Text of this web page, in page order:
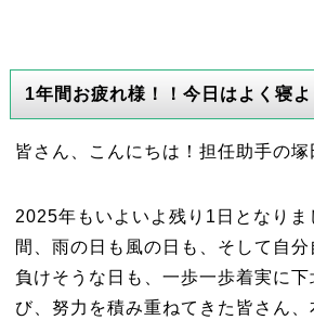
1年間お疲れ様！！今日はよく寝よ
皆さん、こんにちは！担任助手の塚
2025年もいよいよ残り1日となりま
間、雨の日も風の日も、そして自
負けそうな日も、一歩一歩着実に
び、努力を積み重ねてきた皆さん